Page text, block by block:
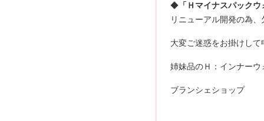
◆ 「Ｈマイナスパック
リニューアル開発の為
大変ご迷惑をお掛けし
姉妹品のＨ：インナー
ブランシェショップ